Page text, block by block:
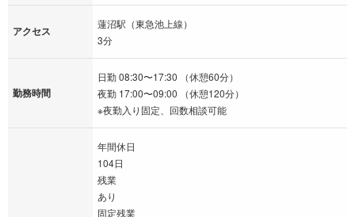
アクセス
蓮沼駅（東急池上線）
3分
勤務時間
日勤 08:30〜17:30 （休憩60分）
夜勤 17:00〜09:00 （休憩120分）
※夜勤入り固定、回数相談可能
年間休日
104日
残業
あり
固定残業